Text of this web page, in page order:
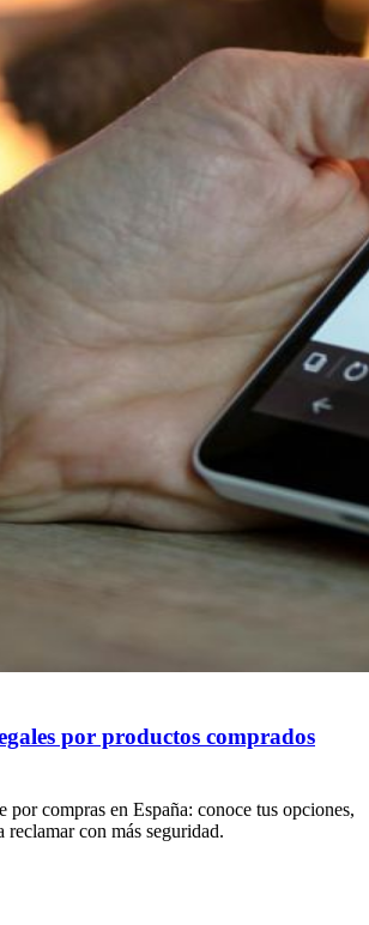
por productos comprados
por compras en España: conoce tus opciones,
reclamar con más seguridad.